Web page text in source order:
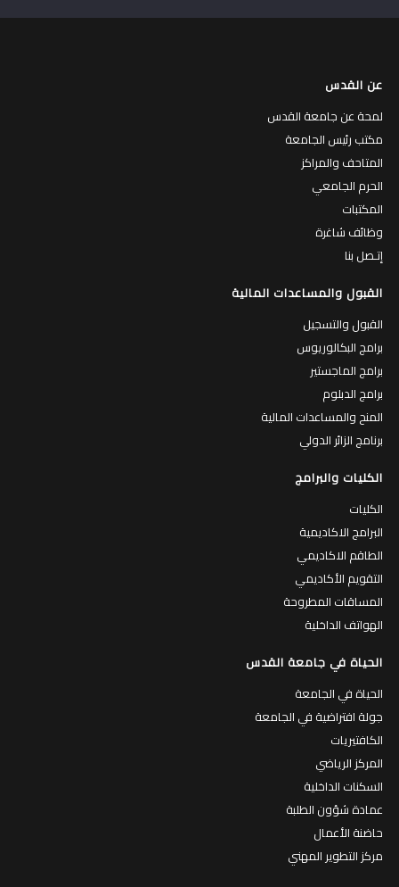
عن القدس
لمحة عن جامعة القدس
مكتب رئيس الجامعة
المتاحف والمراكز
الحرم الجامعي
المكتبات
وظائف شاغرة
إتـصل بنا
القبول والمساعدات المالية
القبول والتسجيل
برامج البكالوريوس
برامج الماجستير
برامج الدبلوم
المنح والمساعدات المالية
برنامج الزائر الدولي
الكليات والبرامج
الكليات
البرامج الاكاديمية
الطاقم الاكاديمي
التقويم الأكاديمي
المساقات المطروحة
الهواتف الداخلية
الحياة في جامعة القدس
الحياة في الجامعة
جولة افتراضية في الجامعة
الكافتيريات
المركز الرياضي
السكنات الداخلية
عمادة شؤون الطلبة
حاضنة الأعمال
مركز التطوير المهني